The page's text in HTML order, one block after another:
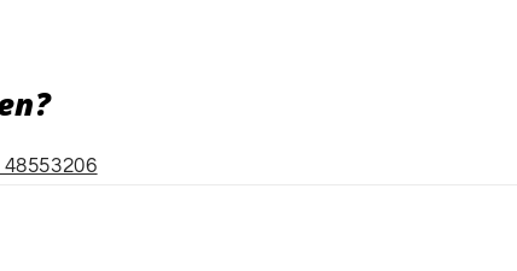
48553206